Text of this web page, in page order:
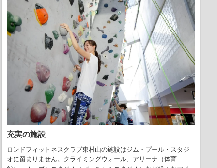
充実の施設
ロンドフィットネスクラブ東村山の施設はジム・プール・スタジ
オに留まりません。クライミングウォール、アリーナ（体育